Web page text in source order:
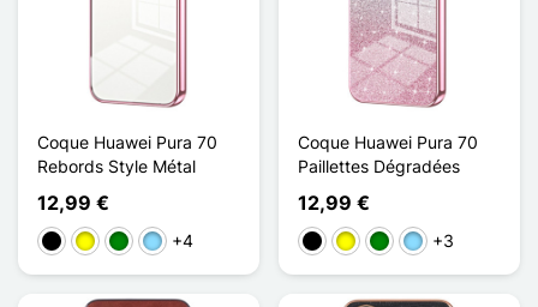
Coque Huawei Pura 70
Rebords Style Métal
12,99 €
NegroAmarillo
VerdeAzul claro
+4
Coque Huawei Pura 70
Paillettes Dégradées
12,99 €
NegroAmarillo
VerdeAzul claro
+3